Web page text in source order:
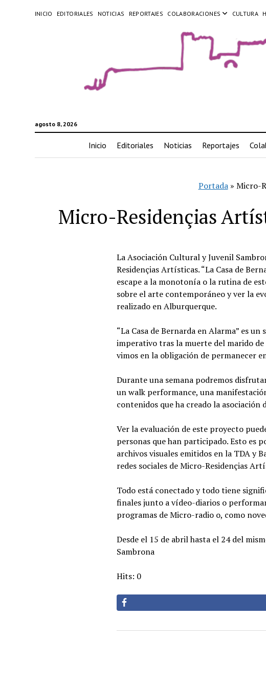
INICIO EDITORIALES NOTICIAS REPORTAJES COLABORACIONES CULTURA
agosto 8, 2026
Inicio Editoriales Noticias Reportajes
Portada» Micro-
Micro-Residençias
La Asociación Cultural y Juvenil
Residençias Artísticas. “La Casa de
escape a la monotonía o la rutina de
sobre el arte contemporáneo y ver la
realizado en Alburquerque.
“La Casa de Bernarda en Alarma” es
imperativo tras la muerte del marido de
vimos en la obligación de permanecer
Durante una semana podremos
un walk performance, una
contenidos que ha creado la
Ver la evaluación de este proyecto
personas que han participado. Esto es
archivos visuales emitidos en la TDA y
redes sociales de Micro-Residençias
Todo está conectado y todo tiene
finales junto a vídeo-diarios o
programas de Micro-radio o, como
Desde el 15 de abril hasta el 24 del
Sambrona
Hits: 0